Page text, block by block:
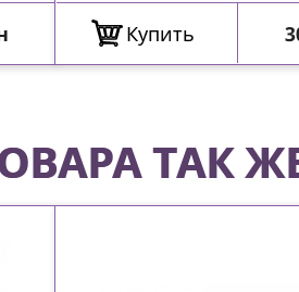
Купить
ТАК